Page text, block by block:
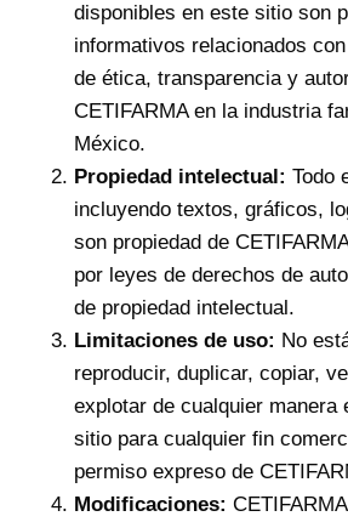
disponibles en este sitio son
informativos relacionados
de ética, transparencia y
CETIFARMA en la industria
México.
Propiedad intelectual: Todo
incluyendo textos, gráficos,
son propiedad de
por leyes de derechos de
de propiedad intelectual.
Limitaciones de uso: No
reproducir, duplicar, copiar,
explotar de cualquier manera
sitio para cualquier fin
permiso expreso de
Modificaciones: